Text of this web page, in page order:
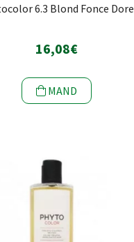
6.3 Blond Fonce Dore
16,08€
MAND